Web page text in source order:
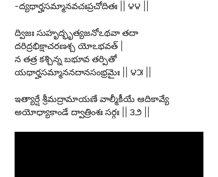
-ద్యథార్హసమ్మానవచఃప్రచోదితః || ౪౪ ||
ద్విజః సుహృద్భృత్యజనోఽథవా తదా
దరిద్రభిక్షాచరణశ్చ యోఽభవత్ |
న తత్ర కశ్చిన్న బభూవ తర్పితో
యథార్హసమ్మాననదానసంభ్రమైః || ౪౫ ||
ఇత్యార్షే శ్రీమద్రామాయణే వాల్మీకీయే ఆదికావ్యే
అయోధ్యాకాండే ద్వాత్రింశః సర్గః || ౩౨ ||